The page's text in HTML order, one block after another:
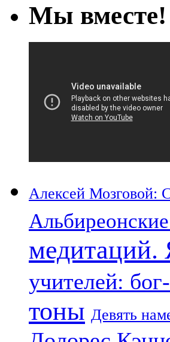
Мы вместе!
Алексей Мозговой:
медитаций.
учителей:
тоны Девять